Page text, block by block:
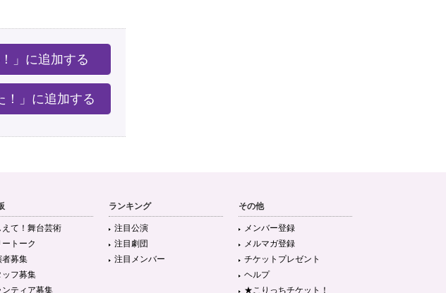
！」に追加する
！」に追加する
えて！舞台芸術
ートーク
者募集
ッフ募集
ンティア募集
ランキング
注目公演
注目劇団
注目メンバー
その他
メンバー登録
メルマガ登録
チケットプレゼント
ヘルプ
★こりっちチケット！